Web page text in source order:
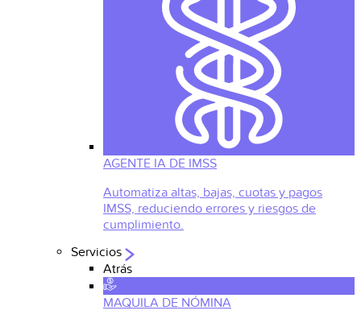
AGENTE IA DE IMSS
Automatiza altas, bajas, cuotas y pagos
IMSS, reduciendo errores y riesgos de
cumplimiento.
Servicios
Atrás
MAQUILA DE NÓMINA